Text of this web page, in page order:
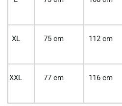
XL 75 cm 112 cm
XXL 77 cm 116 cm